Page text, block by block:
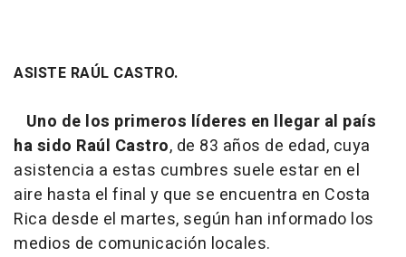
ASISTE RAÚL CASTRO.
Uno de los primeros líderes en llegar al país
ha sido Raúl Castro, de 83 años de edad, cuya
asistencia a estas cumbres suele estar en el
aire hasta el final y que se encuentra en Costa
Rica desde el martes, según han informado los
medios de comunicación locales.